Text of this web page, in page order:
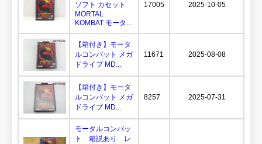
ソフト カセット
MORTAL
KOMBAT モータ...
17005 2025-10-05
【箱付き】モータ
ルコンバット メガ
ドライブ MD...
11671 2025-08-08
【箱付き】モータ
ルコンバット メガ
ドライブ MD...
8257 2025-07-31
モータルコンバッ
ト 箱説あり レ